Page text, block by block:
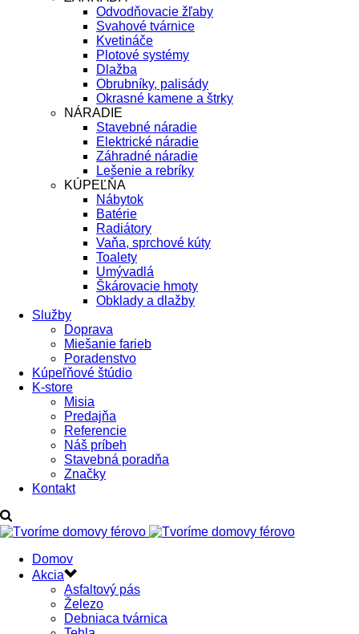
Odvodňovacie žľaby
Svahové tvárnice
Kvetináče
Plotové systémy
Dlažba
Obrubníky, palisády
Okrasné kamene a štrky
NÁRADIE
Stavebné náradie
Elektrické náradie
Záhradné náradie
Lešenie a rebríky
KÚPEĽŇA
Nábytok
Batérie
Radiátory
Vaňa, sprchové kúty
Toalety
Umývadlá
Škárovacie hmoty
Obklady a dlažby
Služby
Doprava
Miešanie farieb
Poradenstvo
Kúpeľňové štúdio
K-store
Misia
Predajňa
Referencie
Náš príbeh
Stavebná poradňa
Značky
Kontakt
Domov
Akcia
Asfaltový pás
Železo
Debniaca tvárnica